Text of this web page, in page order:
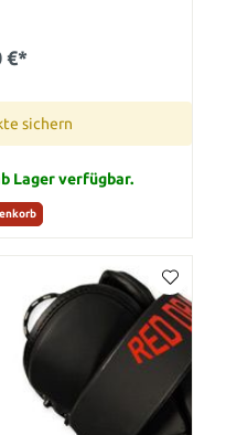
€*
sichern
Lager verfügbar.